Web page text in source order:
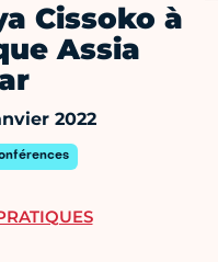
Cissoko à
Assia
2022